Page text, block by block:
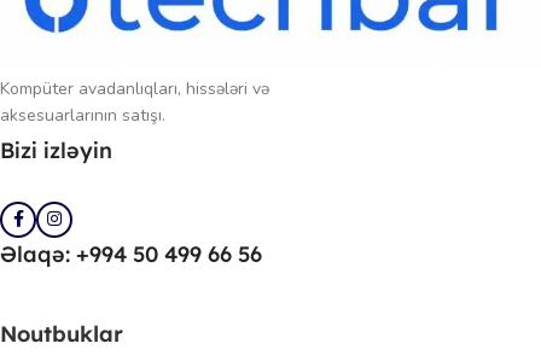
Kompüter avadanlıqları, hissələri və
aksesuarlarının satışı.
Bizi izləyin
Əlaqə: +994 50 499 66 56
Noutbuklar